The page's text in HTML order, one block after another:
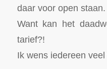
daar voor open staan.
Want kan het
tarief?!
Ik wens iedereen